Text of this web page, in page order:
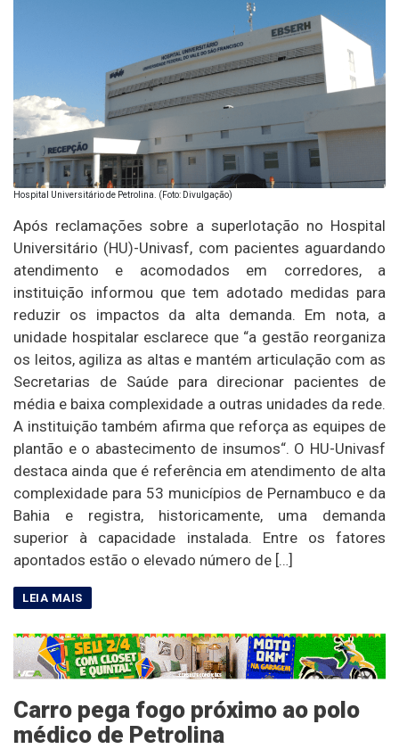
Hospital Universitário de Petrolina. (Foto: Divulgação)
Após reclamações sobre a superlotação no Hospital
Universitário (HU)-Univasf, com pacientes aguardando
atendimento e acomodados em corredores, a
instituição informou que tem adotado medidas para
reduzir os impactos da alta demanda. Em nota, a
unidade hospitalar esclarece que “a gestão reorganiza
os leitos, agiliza as altas e mantém articulação com as
Secretarias de Saúde para direcionar pacientes de
média e baixa complexidade a outras unidades da rede.
A instituição também afirma que reforça as equipes de
plantão e o abastecimento de insumos“. O HU-Univasf
destaca ainda que é referência em atendimento de alta
complexidade para 53 municípios de Pernambuco e da
Bahia e registra, historicamente, uma demanda
superior à capacidade instalada. Entre os fatores
apontados estão o elevado número de […]
Carro pega fogo próximo ao polo
médico de Petrolina